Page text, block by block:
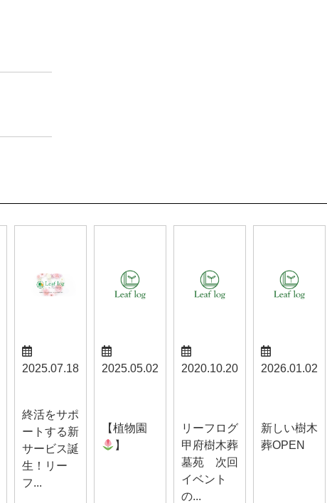
2025.07.18
終活をサポ
ートする新
サービス誕
生！リー
フ...
2025.05.02
【植物園
】
2020.10.20
リーフログ
甲府樹木葬
墓苑 次回
イベント
の...
2026.01.02
新しい樹木
葬OPEN